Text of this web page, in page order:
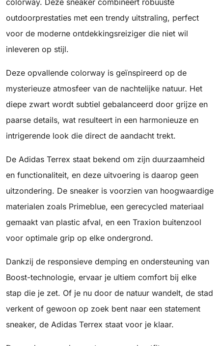
colorway. Deze sneaker combineert robuuste
outdoorprestaties met een trendy uitstraling, perfect
voor de moderne ontdekkingsreiziger die niet wil
inleveren op stijl.
Deze opvallende colorway is geïnspireerd op de
mysterieuze atmosfeer van de nachtelijke natuur. Het
diepe zwart wordt subtiel gebalanceerd door grijze en
paarse details, wat resulteert in een harmonieuze en
intrigerende look die direct de aandacht trekt.
De Adidas Terrex staat bekend om zijn duurzaamheid
en functionaliteit, en deze uitvoering is daarop geen
uitzondering. De sneaker is voorzien van hoogwaardige
materialen zoals Primeblue, een gerecycled materiaal
gemaakt van plastic afval, en een Traxion buitenzool
voor optimale grip op elke ondergrond.
Dankzij de responsieve demping en ondersteuning van
Boost-technologie, ervaar je ultiem comfort bij elke
stap die je zet. Of je nu door de natuur wandelt, de stad
verkent of gewoon op zoek bent naar een statement
sneaker, de Adidas Terrex staat voor je klaar.